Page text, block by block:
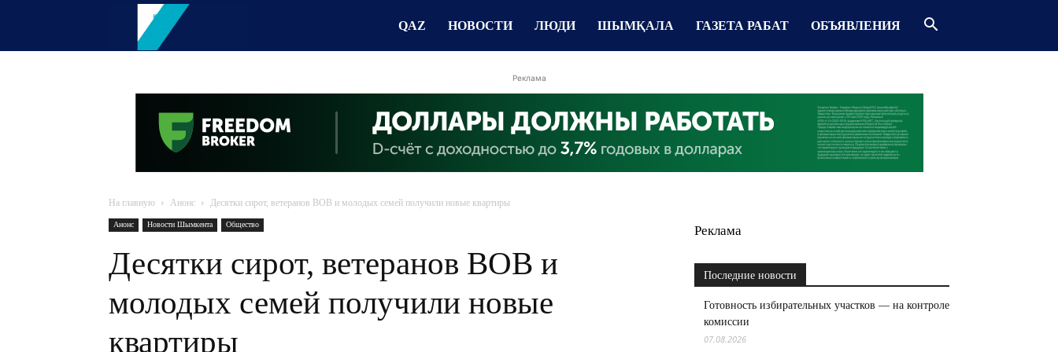
QAZ НОВОСТИ ЛЮДИ ШЫМҚАЛА ГАЗЕТА РАБАТ ОБЪЯВЛЕНИЯ
Реклама
На главную Анонс Десятки сирот, ветеранов ВОВ и молодых семей получили новые квартиры
Анонс Новости Шымкента Общество
Десятки сирот, ветеранов ВОВ и
молодых семей получили новые
квартиры
Реклама
Последние новости
Готовность избирательных участков — на контроле
комиссии
07.08.2026